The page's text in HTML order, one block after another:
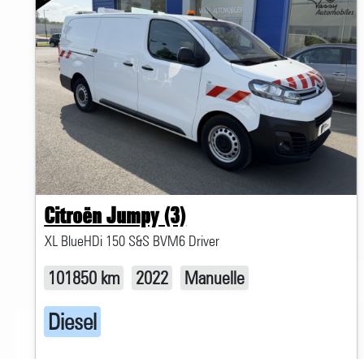
Citroën Jumpy (3)
XL BlueHDi 150 S&S BVM6 Driver
101850 km 2022 Manuelle
Diesel